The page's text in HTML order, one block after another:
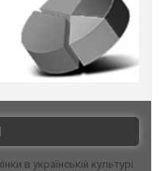
в українській культурі